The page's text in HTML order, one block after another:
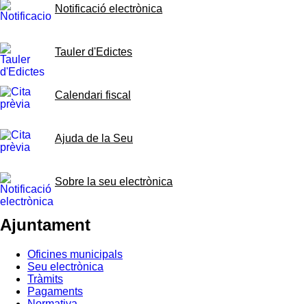
Notificació electrònica
Tauler d'Edictes
Calendari fiscal
Ajuda de la Seu
Sobre la seu electrònica
Ajuntament
Oficines municipals
Seu electrònica
Tràmits
Pagaments